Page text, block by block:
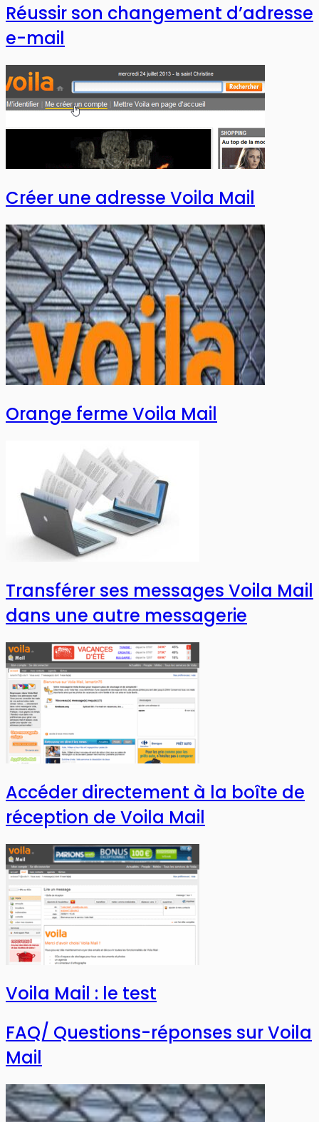
Réussir son changement d’adresse
e-mail
Créer une adresse Voila Mail
Orange ferme Voila Mail
Transférer ses messages Voila Mail
dans une autre messagerie
Accéder directement à la boîte de
réception de Voila Mail
Voila Mail : le test
FAQ/ Questions-réponses sur Voila
Mail